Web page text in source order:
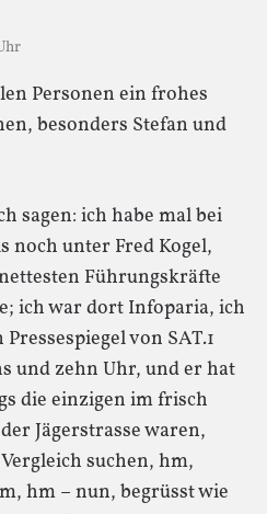
Personen ein frohes
besonders Stefan und
sagen: ich habe mal bei
noch unter Fred Kogel,
Führungskräfte
ich war dort Infoparia, ich
von SAT.1
und zehn Uhr, und er hat
die einzigen im frisch
Jägerstrasse waren,
suchen, hm,
hm – nun, begrüsst wie